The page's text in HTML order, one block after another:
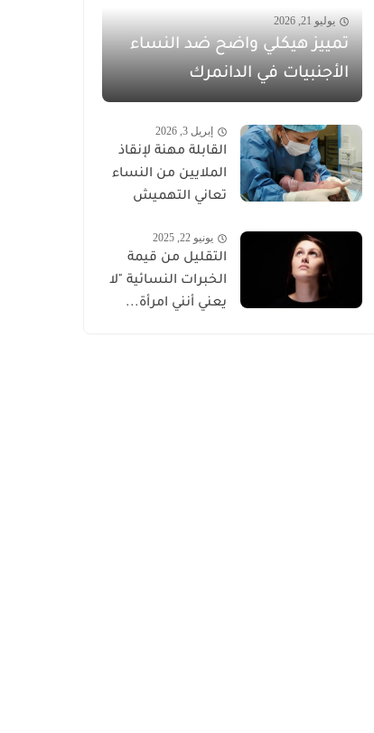
يوليو 21, 2026
تمييز هيكلي واضح ضد النساء
الأجنبيات في الدانمرك
إبريل 3, 2026
القابلة مهنة لإنقاذ
الملايين من النساء
تعاني التهميش
يونيو 22, 2025
التقليل من قيمة
الخبرات النسائية "لا
يعني أنني امرأة...